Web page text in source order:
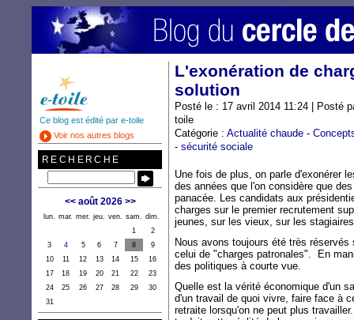
L'exonération de
solution
Posté le : 17 avril 2014 11:24 | Posté
toile
Catégorie : Actualité chaude -
- sécurité sociale
Une fois de plus, on parle d'exonérer
des années que l'on considère que
panacée. Les candidats aux
charges sur le premier recrutement
jeunes, sur les vieux, sur les
Nous avons toujours été très
celui de "charges patronales". En
des politiques à courte vue.
Quelle est la vérité économique d'un
d'un travail de quoi vivre, faire face à
retraite lorsqu'on ne peut plus
Ce blog est édité par e-toile
Voir nos autres blogs
RECHERCHE
<< août 2026 >>
lun. mar. mer. jeu. ven. sam.
dim.
1
2
3
4 5 6 7 8
9
10
11 12 13 14 15
16
17
18 19 20 21 22
23
24
25 26 27 28 29
30
31